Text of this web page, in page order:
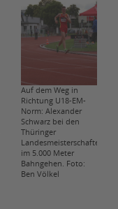
Auf dem Weg in
Richtung U18-EM-
Norm: Alexander
Schwarz bei den
Thüringer
Landesmeisterschaften
im 5.000 Meter
Bahngehen. Foto:
Ben Völkel